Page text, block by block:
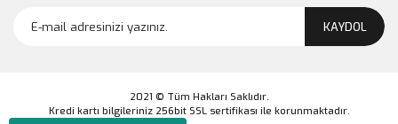
KAYDOL
2021 © Tüm Hakları Saklıdır.
Kredi kartı bilgileriniz 256bit SSL sertifikası ile korunmaktadır.